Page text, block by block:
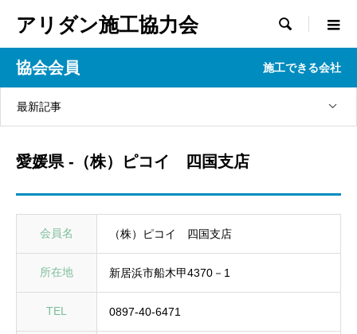
アリダン施工協力会 
協会会員 施工できる会社
最新記事
愛媛県 -（株）ピコイ 四国支店
会員名 （株）ピコイ 四国支店
所在地 新居浜市船木甲4370－1
TEL 0897-40-6471